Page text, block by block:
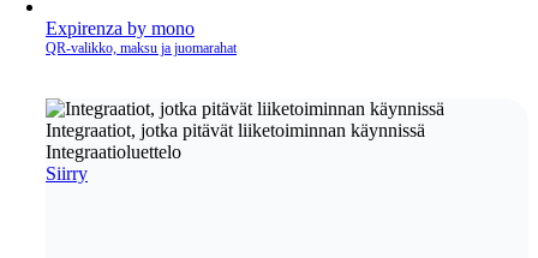
Expirenza by mono
QR‑valikko, maksu ja juomarahat
Integraatiot, jotka pitävät liiketoiminnan käynnissä
Integraatioluettelo
Siirry